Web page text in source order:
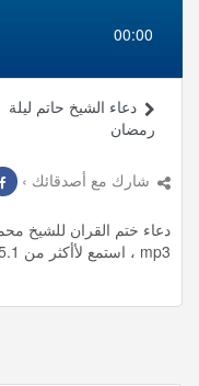
00:00
دعاء الشيخ حاتم ليلة
رمضان
شارك مع أصدقائك ›
دعاء ختم القران للشيخ
mp3 ، استمع لأأكثر من 15.1 دقيقة من أدعية المميزة مجانا.